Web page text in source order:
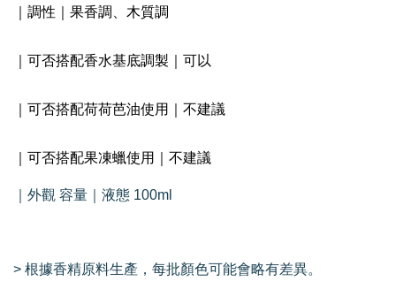
｜調性｜果香調、木質調
｜可否搭配香水基底調製｜可以
｜可否搭配荷荷芭油使用｜不建議
｜可否搭配果凍蠟使用｜不建議
｜外觀 容量｜液態 100ml
> 根據香精原料生產，每批顏色可能會略有差異。